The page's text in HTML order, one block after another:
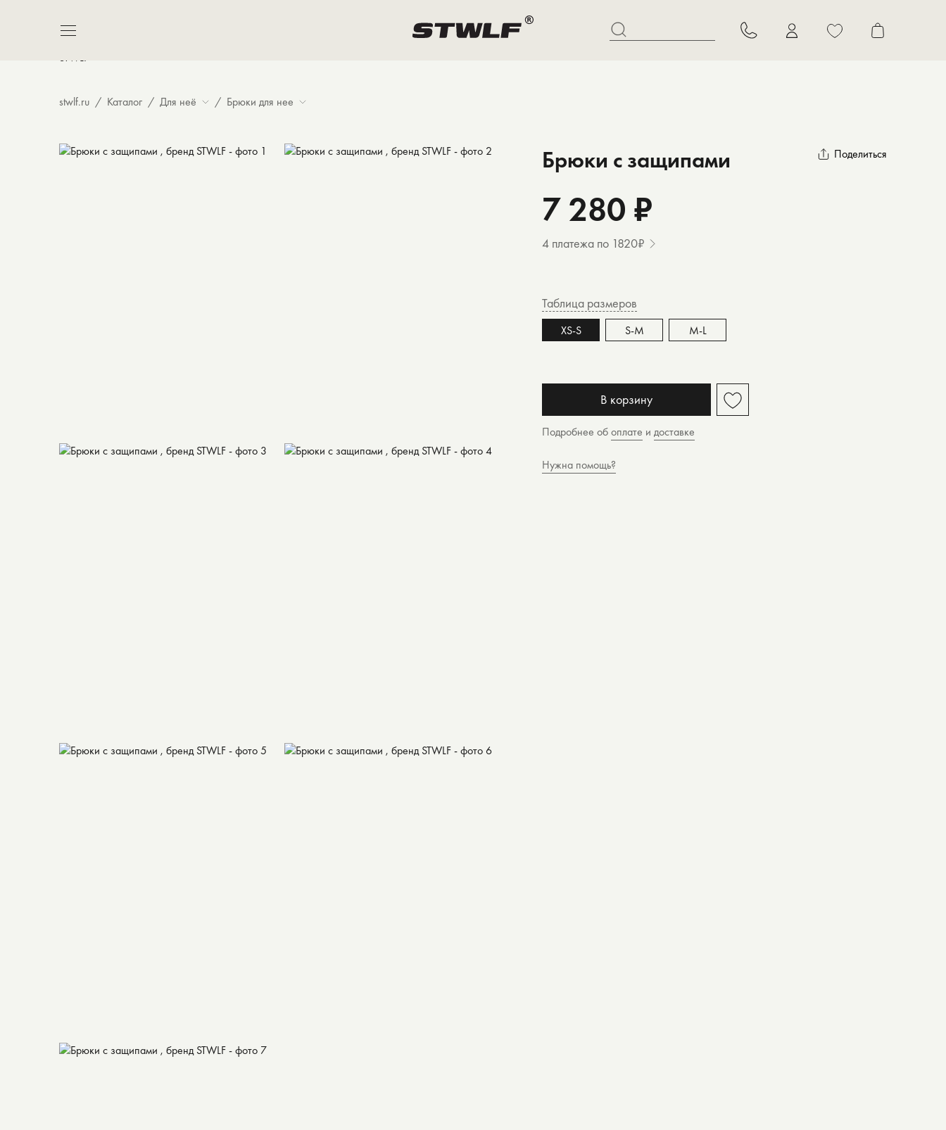
stwlf.ru Каталог Для неё Брюки для нее
Поделиться
Брюки с защипами
7 280 ₽
4 платежа по 1820₽
Таблица размеров
XS-S S-M M-L
В корзину
Подробнее обоплате и доставке
Нужна помощь?
В корзину